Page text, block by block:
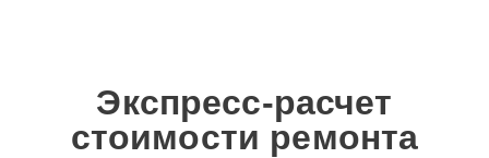
Экспресс-расчет
стоимости ремонта